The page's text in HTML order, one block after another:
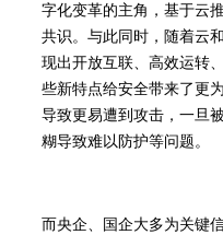
字化变革的主角，基于云
共识。与此同时，随着云
现出开放互联、高效运转
些新特点给安全带来了更
导致更易遭到攻击，一旦
糊导致难以防护等问题。
而央企、国企大多为关键